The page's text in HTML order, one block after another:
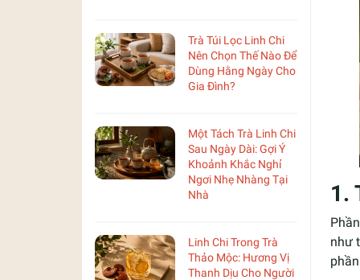
Trà Túi Lọc Linh Chi
Nên Chọn Thế Nào Để
Dùng Hằng Ngày Cho
Gia Đình?
Một Tách Trà Linh Chi
Sau Ngày Dài: Gợi Ý
Khoảnh Khắc Nghỉ
Ngơi Nhẹ Nhàng Tại
Nhà
Linh Chi Trong Trà
Thảo Mộc: Hương Vị
Thanh Dịu Cho Người
1.
như